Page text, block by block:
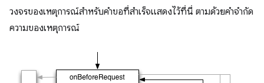
วงจรของเหตุการณ์สำหรับคำขอที่สำเร็จแสดงไว้ที่นี่ ตามด้วยคำจำกัด
ความของเหตุการณ์